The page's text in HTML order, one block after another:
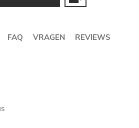
FAQ VRAGEN REVIEWS